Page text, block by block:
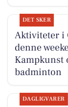
DET SKER
Aktiviteter i
denne
Kampkunst
badminton
DAGLIGVARER